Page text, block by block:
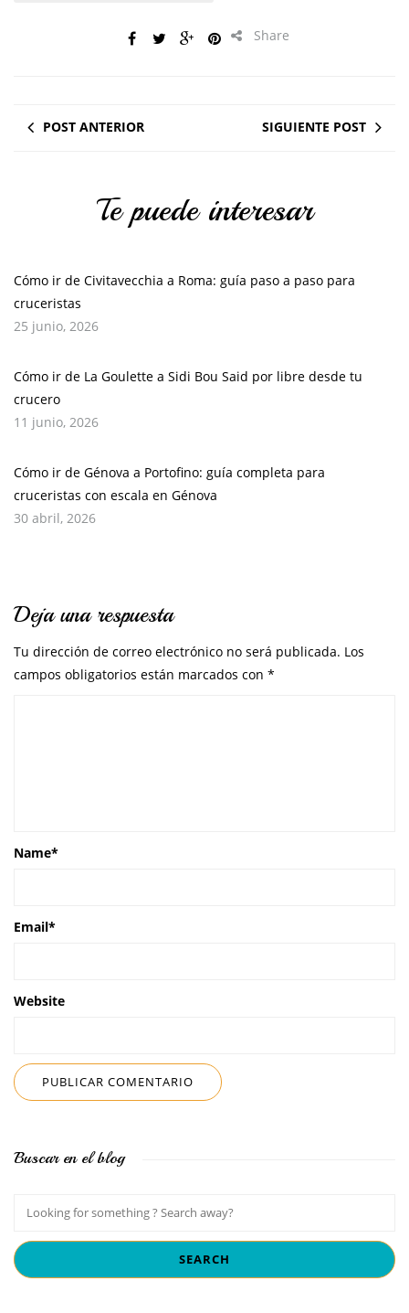
Share
POST ANTERIOR SIGUIENTE POST
Te puede interesar
Cómo ir de Civitavecchia a Roma: guía paso a paso para
cruceristas
25 junio, 2026
Cómo ir de La Goulette a Sidi Bou Said por libre desde tu
crucero
11 junio, 2026
Cómo ir de Génova a Portofino: guía completa para
cruceristas con escala en Génova
30 abril, 2026
Deja una respuesta
Tu dirección de correo electrónico no será publicada. Los
campos obligatorios están marcados con *
Name*
Email*
Website
Buscar en el blog